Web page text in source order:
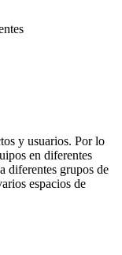
y usuarios. Por lo
en diferentes
diferentes grupos de
espacios de